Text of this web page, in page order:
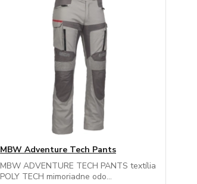
MBW Adventure Tech Pants
MBW ADVENTURE TECH PANTS textília
POLY TECH mimoriadne odo...